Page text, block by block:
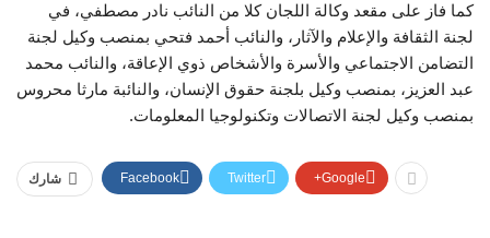
كما فاز على مقعد وكالة اللجان كلا من النائب نادر مصطفي، في
لجنة الثقافة والإعلام والآثار، والنائب أحمد فتحي بمنصب وكيل لجنة
التضامن الاجتماعي والأسرة والأشخاص ذوي الإعاقة، والنائب محمد
عبد العزيز، بمنصب وكيل بلجنة حقوق الإنسان، والنائبة مارثا محروس
بمنصب وكيل لجنة الاتصالات وتكنولوجيا المعلومات.
شارك Facebook Twitter Google+